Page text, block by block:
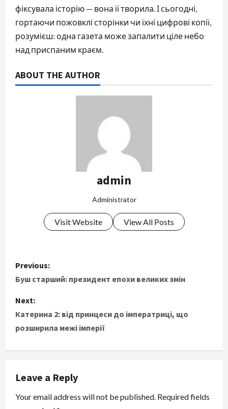
фіксувала історію — вона її творила. І сьогодні,
гортаючи пожовклі сторінки чи їхні цифрові копії,
розумієш: одна газета може запалити ціле небо
над приспаним краєм.
ABOUT THE AUTHOR
admin
Administrator
Visit Website View All Posts
P
o
s
t
n
v
Previous:
Буш старший: президент епохи великих змін
Next:
Катерина 2: від принцеси до імператриці, що
розширила межі імперії
Leave a Reply
Your email address will not be published. Required fields